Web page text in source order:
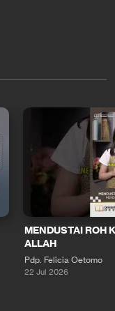
MENDUSTAI ROH
ALLAH
Pdp. Felicia Oetomo
22 Jul 2026